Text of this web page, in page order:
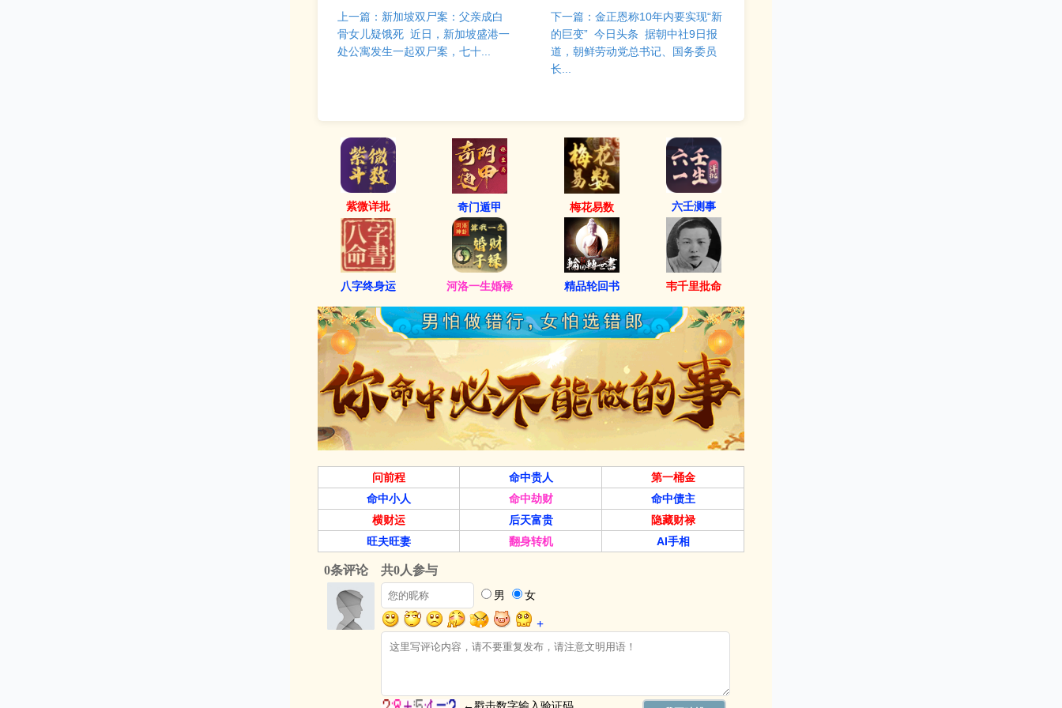
上一篇：新加坡双尸案：父亲成白
骨女儿疑饿死 近日，新加坡盛港一
处公寓发生一起双尸案，七十...
下一篇：金正恩称10年内要实现“新
的巨变” 今日头条 据朝中社9日报
道，朝鲜劳动党总书记、国务委员
长...
紫微详批 奇门遁甲 梅花易数 六壬测事
八字终身运 河洛一生婚禄 精品轮回书 韦千里批命
问前程 命中贵人
第一桶金
命中小人
命中劫财
命中债主
横财运
后天富贵
隐藏财禄
旺夫旺妻
翻身转机 AI手相